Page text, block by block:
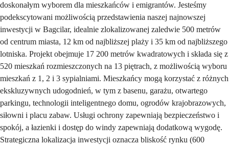
doskonałym wyborem dla mieszkańców i emigrantów. Jesteśmy
podekscytowani możliwością przedstawienia naszej najnowszej
inwestycji w Bagcilar, idealnie zlokalizowanej zaledwie 500 metrów
od centrum miasta, 12 km od najbliższej plaży i 35 km od najbliższego
lotniska. Projekt obejmuje 17 200 metrów kwadratowych i składa się z
520 mieszkań rozmieszczonych na 13 piętrach, z możliwością wyboru
mieszkań z 1, 2 i 3 sypialniami. Mieszkańcy mogą korzystać z różnych
ekskluzywnych udogodnień, w tym z basenu, garażu, otwartego
parkingu, technologii inteligentnego domu, ogrodów krajobrazowych,
siłowni i placu zabaw. Usługi ochrony zapewniają bezpieczeństwo i
spokój, a łazienki i dostęp do windy zapewniają dodatkową wygodę.
Strategiczna lokalizacja inwestycji oznacza bliskość rynku (600